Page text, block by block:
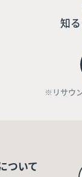
知
※リサウ
ついて